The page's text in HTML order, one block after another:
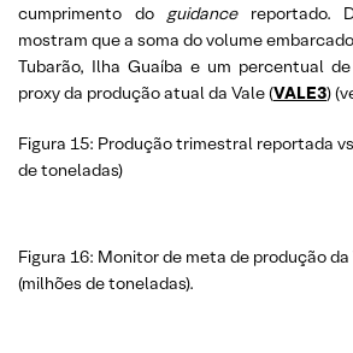
cumprimento do guidancereportado.
mostram que a soma do volume
Tubarão, Ilha Guaíba e um percentual
proxy da produção atual da Vale (VALE3)
Figura 15: Produção trimestral reportada
de toneladas)
Figura 16: Monitor de meta de produção
(milhões de toneladas).